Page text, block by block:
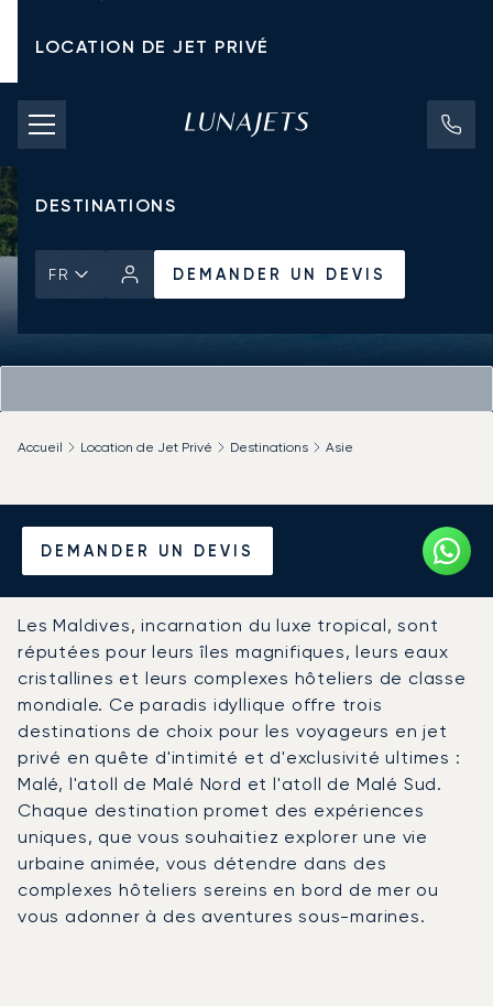
LOCATION DE JET PRIVÉ
TARIFS D'AFFRÈTEMENT
JETS PRIVÉS
DESTINATIONS
FR DEMANDER UN DEVIS
DEMANDER UN DEVIS
Accueil Location de Jet Privé Destinations Asie
Louer un Jet Privé depuis et
vers les Maldives
Les Maldives, incarnation du luxe tropical, sont
réputées pour leurs îles magnifiques, leurs eaux
cristallines et leurs complexes hôteliers de classe
mondiale. Ce paradis idyllique offre trois
destinations de choix pour les voyageurs en jet
privé en quête d'intimité et d'exclusivité ultimes :
Malé, l'atoll de Malé Nord et l'atoll de Malé Sud.
Chaque destination promet des expériences
uniques, que vous souhaitiez explorer une vie
urbaine animée, vous détendre dans des
complexes hôteliers sereins en bord de mer ou
vous adonner à des aventures sous-marines.